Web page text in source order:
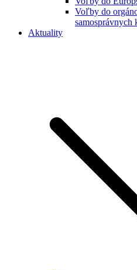
Voľby do
samosprávnych
Aktuality